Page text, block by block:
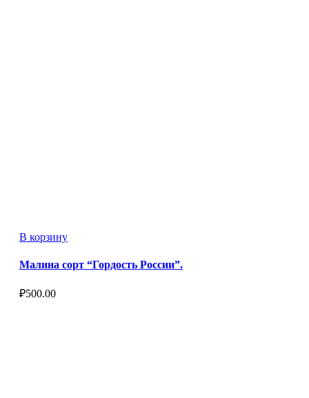
В корзину
Малина сорт “Гордость России”.
₽500.00